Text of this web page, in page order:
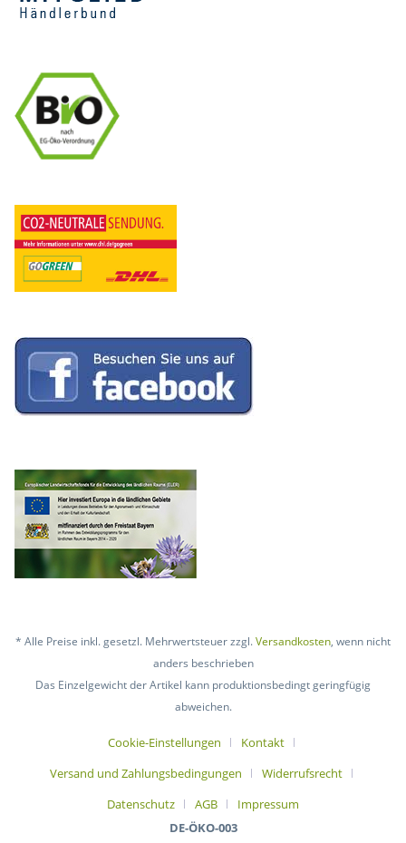
* Alle Preise inkl. gesetzl. Mehrwertsteuer zzgl.Versandkosten, wenn nicht
anders beschrieben
Das Einzelgewicht der Artikel kann produktionsbedingt geringfügig
abweichen.
Cookie-Einstellungen
Kontakt
Versand und Zahlungsbedingungen
Widerrufsrecht
Datenschutz
AGB
Impressum
DE-ÖKO-003